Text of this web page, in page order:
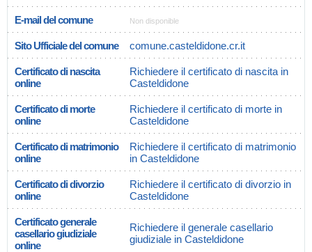
E-mail del comune Non disponible
Sito Ufficiale del comune comune.casteldidone.cr.it
Certificato di nascita
online
Richiedere il certificato di nascita in
Casteldidone
Certificato di morte
online
Richiedere il certificato di morte in
Casteldidone
Certificato di matrimonio
online
Richiedere il certificato di matrimonio
in Casteldidone
Certificato di divorzio
online
Richiedere il certificato di divorzio in
Casteldidone
Certificato generale
casellario giudiziale
online
Richiedere il generale casellario
giudiziale in Casteldidone